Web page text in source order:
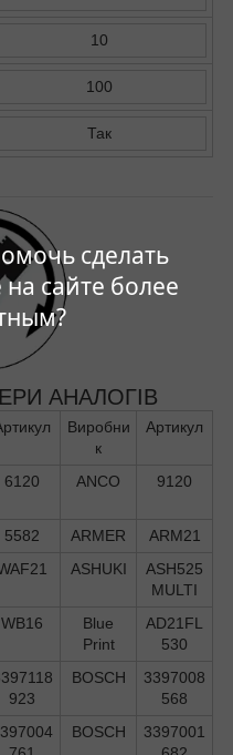
сделать
сайте более
10
100
Так
АНАЛОГІВ
Виробни
к
Артикул
6120 ANCO 9120
5582 ARMER
ARM21
ASHUKI
ASH525
MULTI
WB16
Blue
Print
AD21FL
530
923
BOSCH
3397008
568
BOSCH
3397001